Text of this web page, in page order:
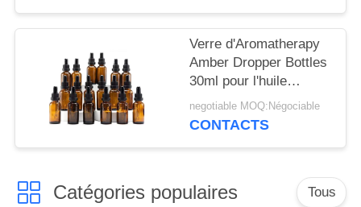
PRIVACY
Verre d'Aromatherapy
Amber Dropper Bottles
30ml pour l'huile
essentielle
negotiable MOQ:Négociable
CONTACTS
Catégories populaires Tous